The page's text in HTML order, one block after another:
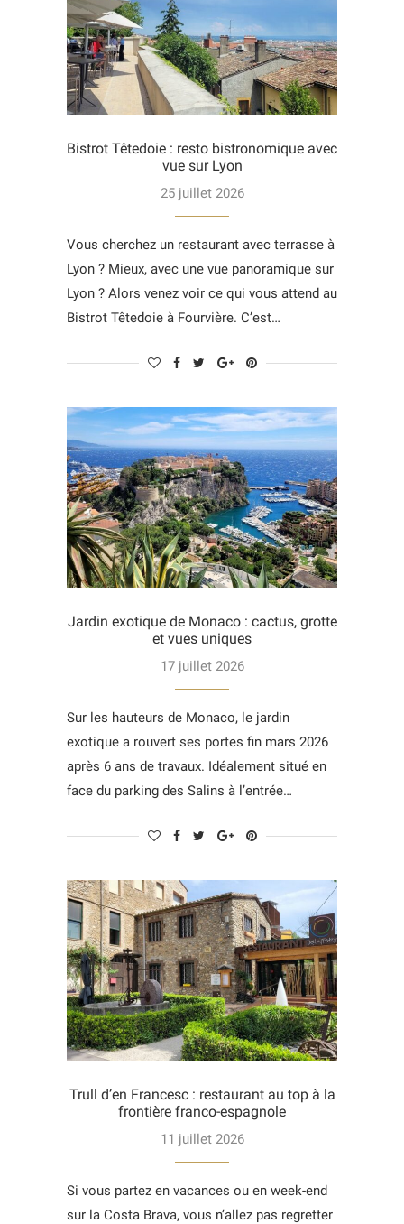
Bistrot Têtedoie : resto bistronomique avec
vue sur Lyon
25 juillet 2026
Vous cherchez un restaurant avec terrasse à
Lyon ? Mieux, avec une vue panoramique sur
Lyon ? Alors venez voir ce qui vous attend au
Bistrot Têtedoie à Fourvière. C’est…
Jardin exotique de Monaco : cactus, grotte
et vues uniques
17 juillet 2026
Sur les hauteurs de Monaco, le jardin
exotique a rouvert ses portes fin mars 2026
après 6 ans de travaux. Idéalement situé en
face du parking des Salins à l’entrée…
Trull d’en Francesc : restaurant au top à la
frontière franco-espagnole
11 juillet 2026
Si vous partez en vacances ou en week-end
sur la Costa Brava, vous n’allez pas regretter